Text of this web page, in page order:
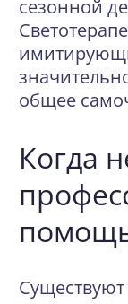
сезонной
общее
Когда
Существуют